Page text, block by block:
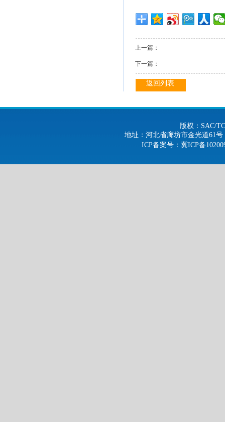
上一篇：
下一篇：
返回列表
版权：SAC/
地址：河北省廊坊市金光道61号
ICP备案号 ：冀ICP备